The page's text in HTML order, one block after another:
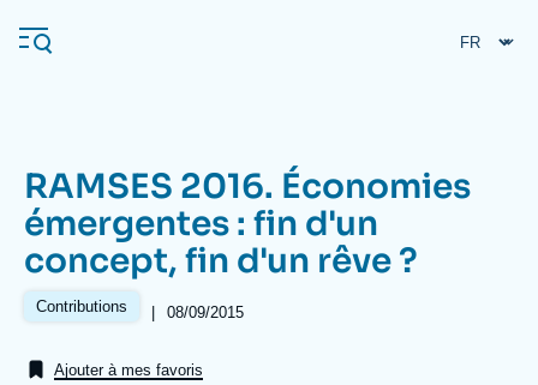
au
contenu
Navigation
principale
L'Ifri
À propos de l'Ifri
RAMSES 2016. Économies
émergentes : fin d'un
concept, fin d'un rêve ?
Contributions |
Date
publication
08/09/2015
Ajouter à mes favoris